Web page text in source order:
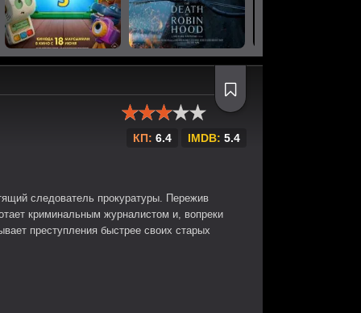
КП: 6.4 IMDB: 5.4
следователь прокуратуры. Пережив
криминальным журналистом и, вопреки
преступления быстрее своих старых